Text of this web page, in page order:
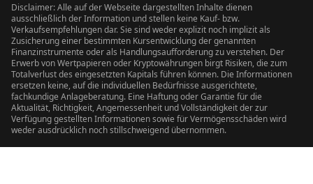
Disclaimer: Alle auf der Webseite dargestellten Inhalte dienen
ausschließlich der Information und stellen keine Kauf- bzw.
Verkaufsempfehlungen dar. Sie sind weder explizit noch implizit als
Zusicherung einer bestimmten Kursentwicklung der genannten
Finanzinstrumente oder als Handlungsaufforderung zu verstehen. Der
Erwerb von Wertpapieren oder Kryptowährungen birgt Risiken, die zum
Totalverlust des eingesetzten Kapitals führen können. Die Informationen
ersetzen keine, auf die individuellen Bedürfnisse ausgerichtete,
fachkundige Anlageberatung. Eine Haftung oder Garantie für die
Aktualität, Richtigkeit, Angemessenheit und Vollständigkeit der zur
Verfügung gestellten Informationen sowie für Vermögensschäden wird
weder ausdrücklich noch stillschweigend übernommen.